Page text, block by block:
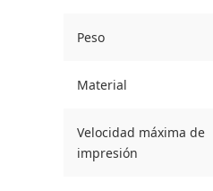
Peso
Material
Velocidad máxima de
impresión